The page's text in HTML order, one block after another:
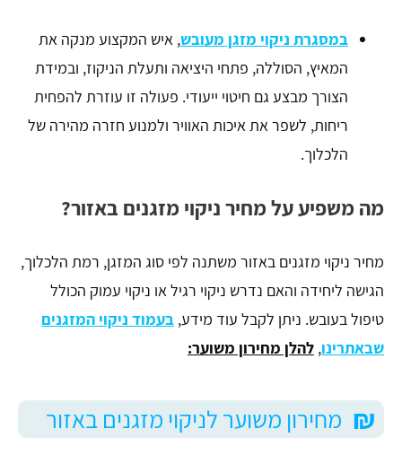
במסגרת ניקוי מזגן מעובש, איש המקצוע מנקה את
המאיץ, הסוללה, פתחי היציאה ותעלת הניקוז, ובמידת
הצורך מבצע גם חיטוי ייעודי. פעולה זו עוזרת להפחית
ריחות, לשפר את איכות האוויר ולמנוע חזרה מהירה של
הלכלוך.
מה משפיע על מחיר ניקוי מזגנים באזור?
מחיר ניקוי מזגנים באזור משתנה לפי סוג המזגן, רמת הלכלוך,
הגישה ליחידה והאם נדרש ניקוי רגיל או ניקוי עמוק הכולל
טיפול בעובש. ניתן לקבל עוד מידע, בעמוד ניקוי המזגנים
שבאתרינו, להלן מחירון משוער:
₪ מחירון משוער לניקוי מזגנים באזור